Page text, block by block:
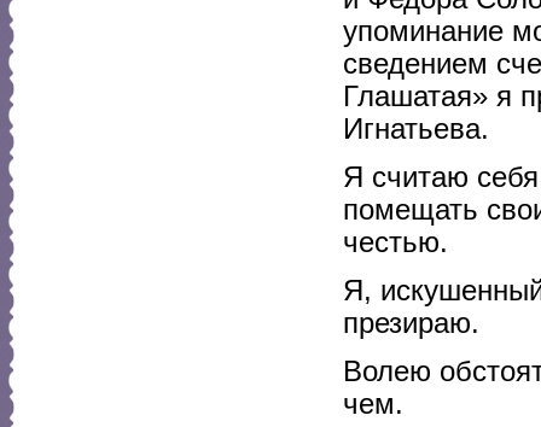
упоминание
сведением
Глашатая» я
Игнатьева.
Я считаю
помещать
честью.
Я,
презираю.
Волею
чем.